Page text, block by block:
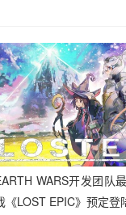
WARS开发团队
《LOST EPIC》预定登